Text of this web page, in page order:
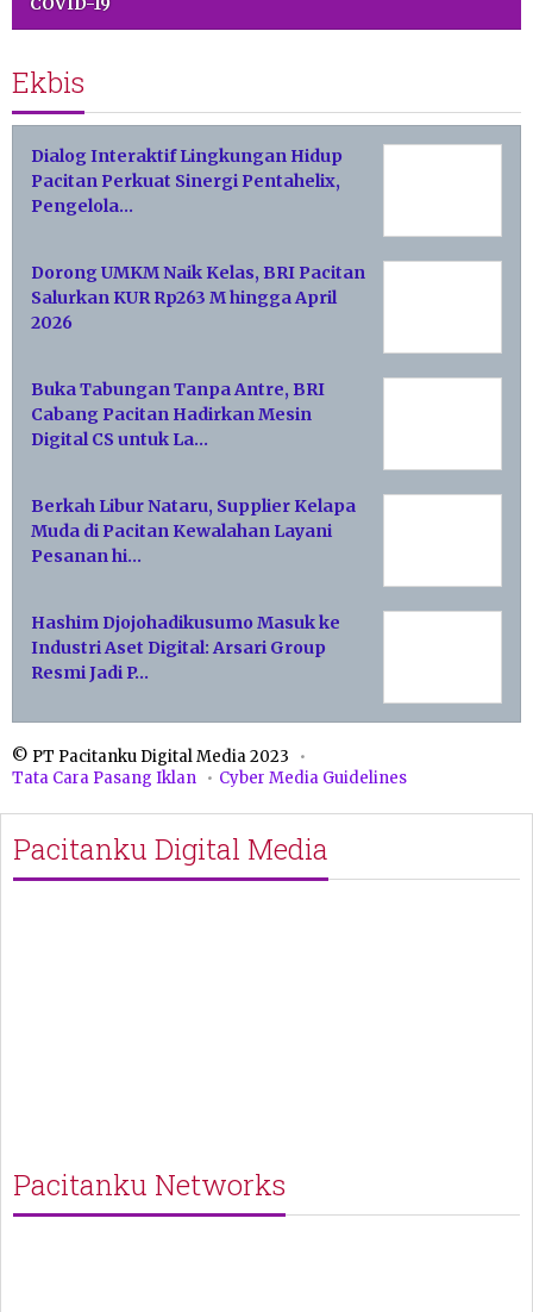
Ekbis
Dialog Interaktif Lingkungan Hidup
Pacitan Perkuat Sinergi Pentahelix,
Pengelola…
Dorong UMKM Naik Kelas, BRI Pacitan
Salurkan KUR Rp263 M hingga April
2026
Buka Tabungan Tanpa Antre, BRI
Cabang Pacitan Hadirkan Mesin
Digital CS untuk La…
Berkah Libur Nataru, Supplier Kelapa
Muda di Pacitan Kewalahan Layani
Pesanan hi…
Hashim Djojohadikusumo Masuk ke
Industri Aset Digital: Arsari Group
Resmi Jadi P…
© PT Pacitanku Digital Media 2023
Tata Cara Pasang Iklan
Cyber Media Guidelines
Pacitanku Digital Media
Pacitanku Networks